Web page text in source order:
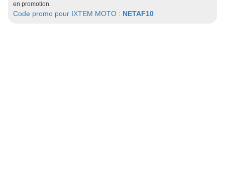
en promotion.
Code promo pour IXTEM MOTO : NETAF10